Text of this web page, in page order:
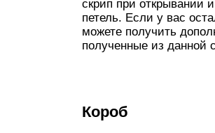
скрип при открывании
петель. Если у вас
можете получить
полученные из данной
Короб